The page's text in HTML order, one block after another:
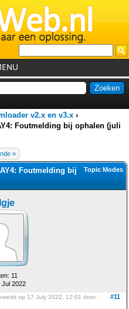
*
v2.x en v3.x ›
Foutmelding bij ophalen (juli
»
Topic Modes
Foutmelding bij
11
Jul 2022
#11
op 17 July 2022, 12:01 door